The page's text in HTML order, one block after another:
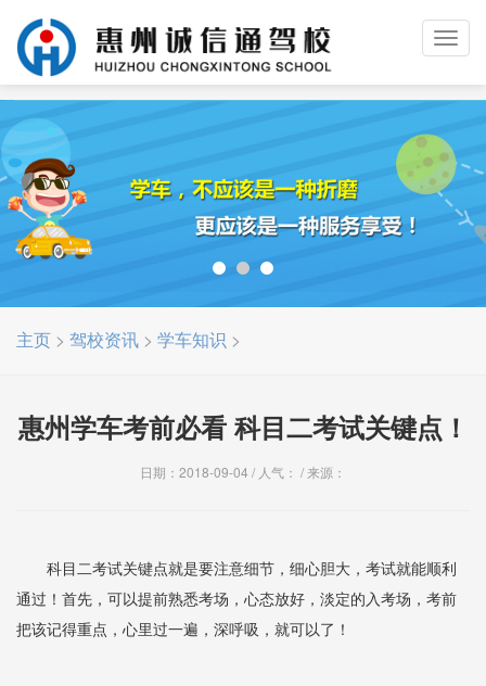
主页 > 驾校资讯 > 学车知识 >
惠州学车考前必看 科目二考试关键点！
日期：2018-09-04 / 人气： / 来源：
科目二考试关键点就是要注意细节，细心胆大，考试就能顺利
通过！首先，可以提前熟悉考场，心态放好，淡定的入考场，考前
把该记得重点，心里过一遍，深呼吸，就可以了！